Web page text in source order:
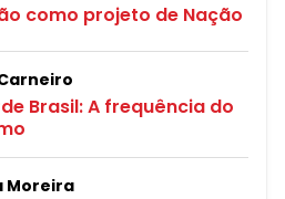
como projeto de Nação
Brasil: A frequência do
Moreira